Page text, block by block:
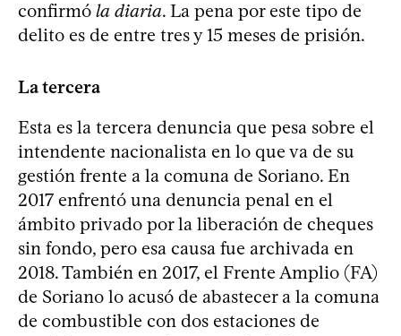
confirmó la diaria. La pena por este tipo de
delito es de entre tres y 15 meses de prisión.
La tercera
Esta es la tercera denuncia que pesa sobre el
intendente nacionalista en lo que va de su
gestión frente a la comuna de Soriano. En
2017 enfrentó una denuncia penal en el
ámbito privado por la liberación de cheques
sin fondo, pero esa causa fue archivada en
2018. También en 2017, el Frente Amplio (FA)
de Soriano lo acusó de abastecer a la comuna
de combustible con dos estaciones de